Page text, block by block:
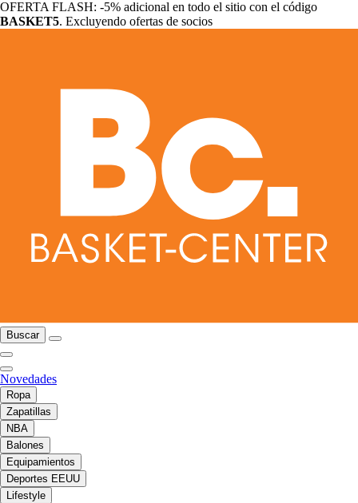
OFERTA FLASH: -5% adicional en todo el sitio con el código
BASKET5. Excluyendo ofertas de socios
Buscar
Novedades
Ropa
Zapatillas
NBA
Balones
Equipamientos
Deportes EEUU
Lifestyle